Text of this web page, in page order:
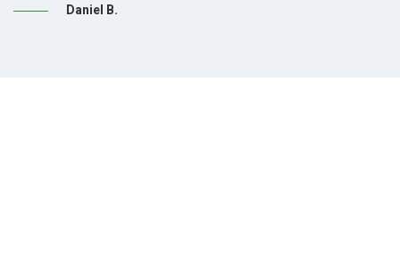
Daniel B.